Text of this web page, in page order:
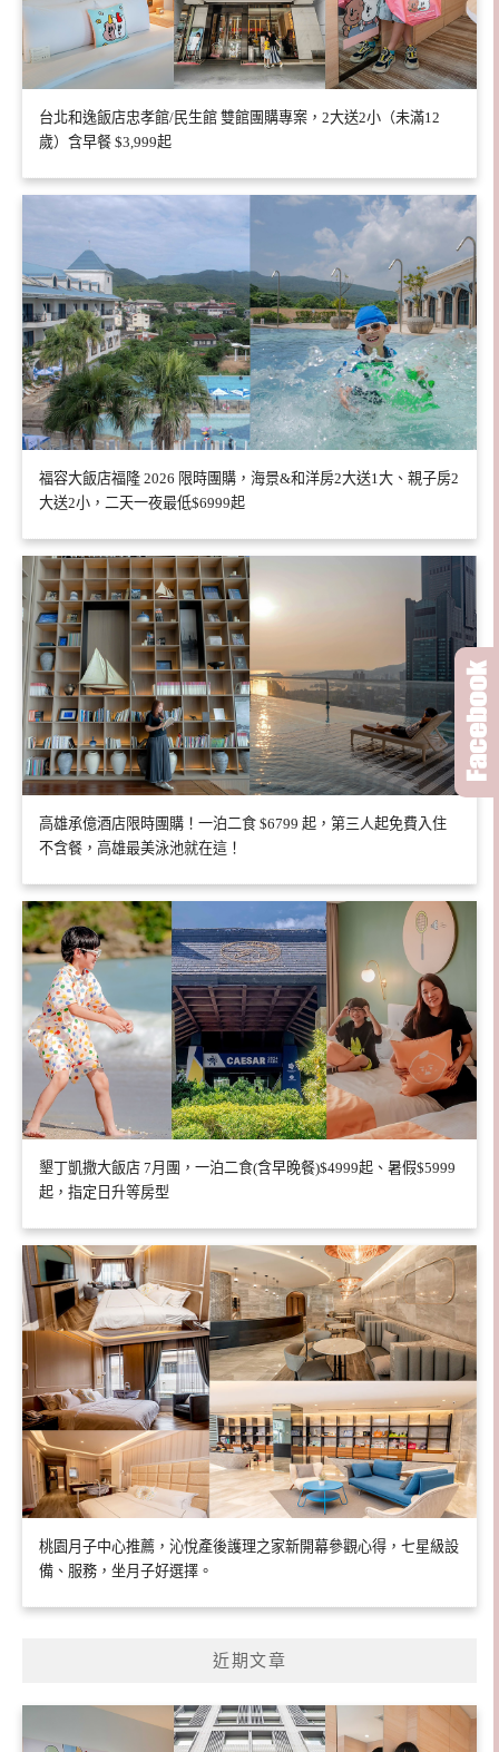
台北和逸飯店忠孝館/民生館 雙館團購專案，2大送2小（未滿12
歲）含早餐 $3,999起
福容大飯店福隆 2026 限時團購，海景&和洋房2大送1大、親子房2
大送2小，二天一夜最低$6999起
高雄承億酒店限時團購！一泊二食 $6799 起，第三人起免費入住
不含餐，高雄最美泳池就在這！
墾丁凱撒大飯店 7月團，一泊二食(含早晚餐)$4999起、暑假$5999
起，指定日升等房型
桃園月子中心推薦，沁悅產後護理之家新開幕參觀心得，七星級設
備、服務，坐月子好選擇。
近期文章